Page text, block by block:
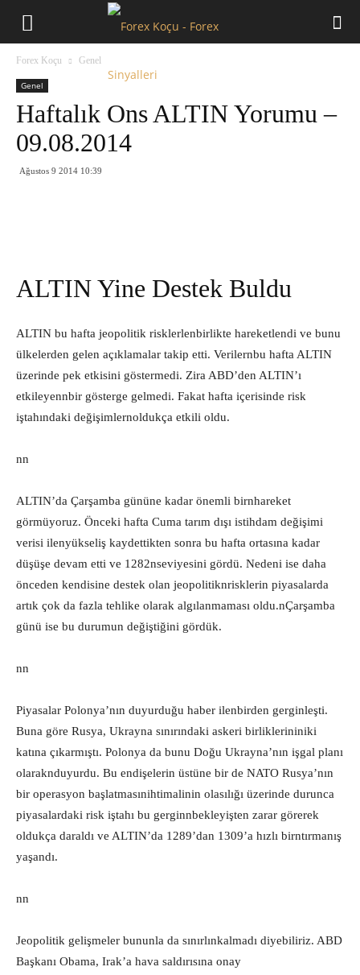
Forex Koçu Genel
Genel
Haftalık Ons ALTIN Yorumu –
09.08.2014
Ağustos 9 2014 10:39
ALTIN Yine Destek Buldu
ALTIN bu hafta jeopolitik risklerlenbirlikte hareketlendi ve bunu
ülkelerden gelen açıklamalar takip etti. Verilernbu hafta ALTIN
üzerinde pek etkisini göstermedi. Zira ABD’den ALTIN’ı
etkileyennbir gösterge gelmedi. Fakat hafta içerisinde risk
iştahındaki değişimlernoldukça etkili oldu.
nn
ALTIN’da Çarşamba gününe kadar önemli birnhareket
görmüyoruz. Önceki hafta Cuma tarım dışı istihdam değişimi
verisi ilenyükseliş kaydettikten sonra bu hafta ortasına kadar
düşüşe devam etti ve 1282nseviyesini gördü. Nedeni ise daha
önceden kendisine destek olan jeopolitiknrisklerin piyasalarda
artık çok da fazla tehlike olarak algılanmaması oldu.nÇarşamba
günü ise bu durumun değiştiğini gördük.
nn
Piyasalar Polonya’nın duyurduğu haber ilenbirden gerginleşti.
Buna göre Rusya, Ukrayna sınırındaki askeri birliklerininiki
katına çıkarmıştı. Polonya da bunu Doğu Ukrayna’nın işgal planı
olaraknduyurdu. Bu endişelerin üstüne bir de NATO Rusya’nın
bir operasyon başlatmasınihtimalinin olasılığı üzerinde durunca
piyasalardaki risk iştahı bu gerginnbekleyişten zarar görerek
oldukça daraldı ve ALTIN’da 1289’dan 1309’a hızlı birntırmanış
yaşandı.
nn
Jeopolitik gelişmeler bununla da sınırlınkalmadı diyebiliriz. ABD
Başkanı Obama, Irak’a hava saldırısına onay